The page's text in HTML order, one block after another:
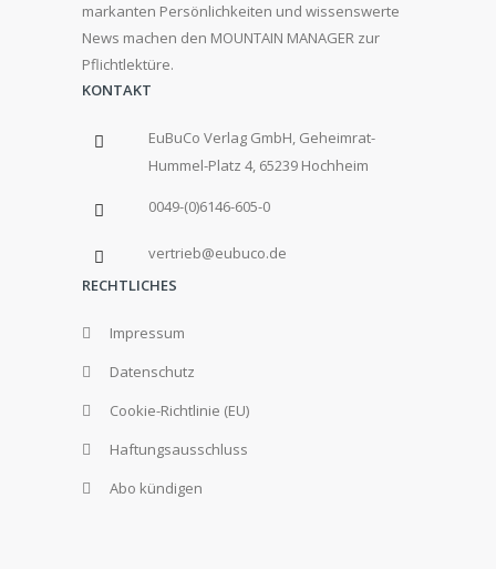
markanten Persönlichkeiten und wissenswerte
News machen den MOUNTAIN MANAGER zur
Pflichtlektüre.
KONTAKT
EuBuCo Verlag GmbH, Geheimrat-
Hummel-Platz 4, 65239 Hochheim
0049-(0)6146-605-0
vertrieb@eubuco.de
RECHTLICHES
Impressum
Datenschutz
Cookie-Richtlinie (EU)
Haftungsausschluss
Abo kündigen